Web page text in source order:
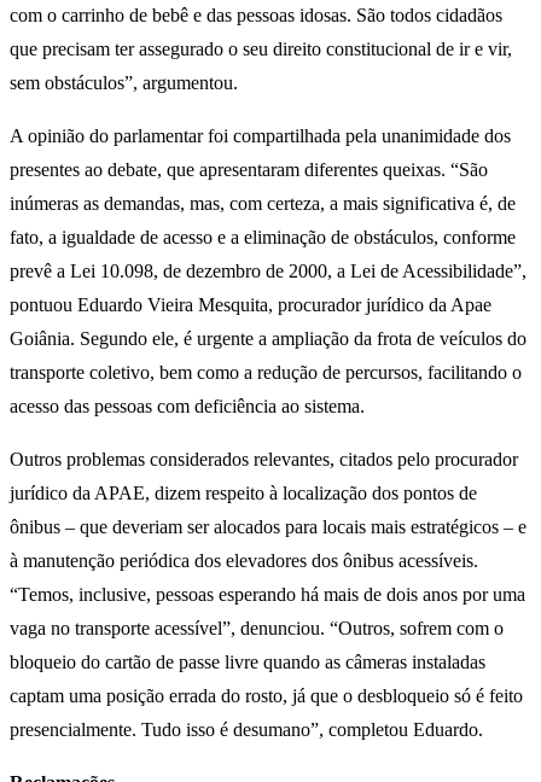
com o carrinho de bebê e das pessoas idosas. São todos cidadãos
que precisam ter assegurado o seu direito constitucional de ir e vir,
sem obstáculos”, argumentou.
A opinião do parlamentar foi compartilhada pela unanimidade dos
presentes ao debate, que apresentaram diferentes queixas. “São
inúmeras as demandas, mas, com certeza, a mais significativa é, de
fato, a igualdade de acesso e a eliminação de obstáculos, conforme
prevê a Lei 10.098, de dezembro de 2000, a Lei de Acessibilidade”,
pontuou Eduardo Vieira Mesquita, procurador jurídico da Apae
Goiânia. Segundo ele, é urgente a ampliação da frota de veículos do
transporte coletivo, bem como a redução de percursos, facilitando o
acesso das pessoas com deficiência ao sistema.
Outros problemas considerados relevantes, citados pelo procurador
jurídico da APAE, dizem respeito à localização dos pontos de
ônibus – que deveriam ser alocados para locais mais estratégicos – e
à manutenção periódica dos elevadores dos ônibus acessíveis.
“Temos, inclusive, pessoas esperando há mais de dois anos por uma
vaga no transporte acessível”, denunciou. “Outros, sofrem com o
bloqueio do cartão de passe livre quando as câmeras instaladas
captam uma posição errada do rosto, já que o desbloqueio só é feito
presencialmente. Tudo isso é desumano”, completou Eduardo.